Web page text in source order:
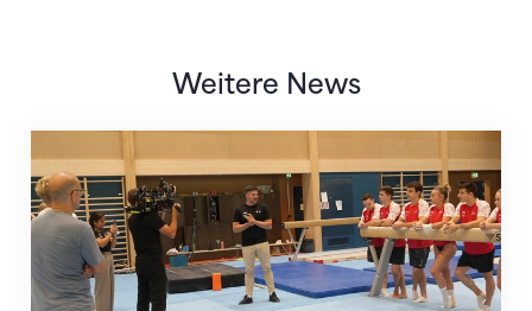
Weitere News
Mit klaren Zielen nach Zagreb